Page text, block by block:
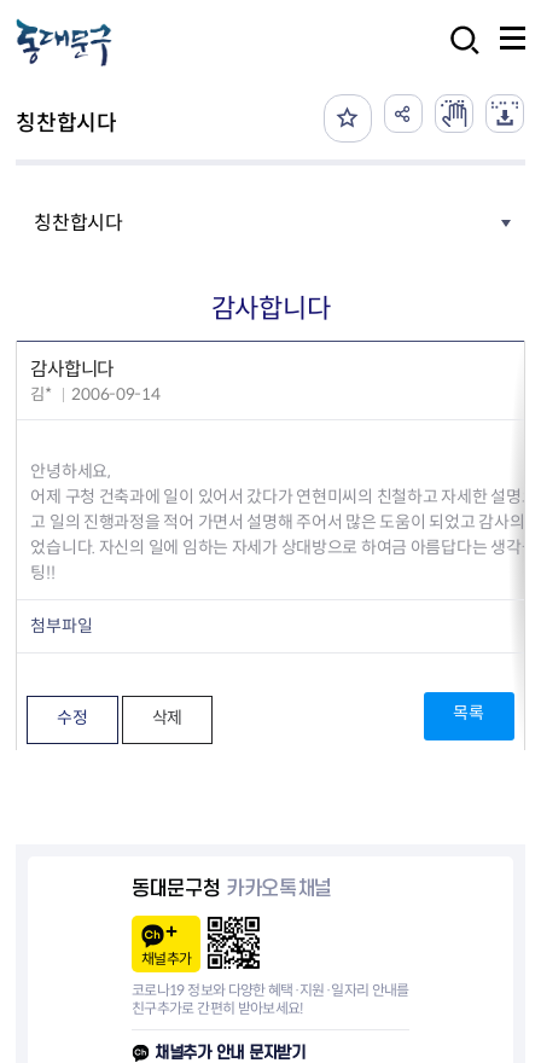
칭찬합시다
칭찬합시다
감사합니다
감사합니다
김* 2006-09-14
안녕하세요,
어제 구청 건축과에 일이 있어서 갔다가 연현미씨의 친철하고 자세한 설명
고 일의 진행과정을 적어 가면서 설명해 주어서 많은 도움이 되었고 감사의
었습니다. 자신의 일에 임하는 자세가 상대방으로 하여금 아름답다는 생각
팅!!
첨부파일
수정 삭제 목록
동대문구청 카카오톡채널
채널추가
코로나19 정보와 다양한 혜택·지원·일자리 안내를
친구추가로 간편히 받아보세요!
채널추가 안내 문자받기